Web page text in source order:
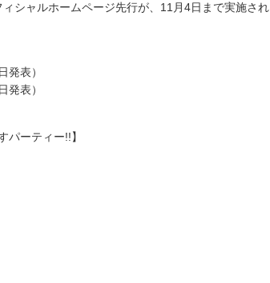
シャルホームページ先行が、11月4日まで実施され
発表）
発表）
パーティー!!】